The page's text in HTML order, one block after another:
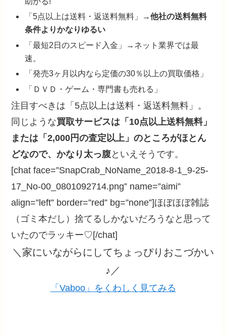
「5点以上は送料・返送料無料」→他社の送料無料
条件よりかなりゆるい
「最短2日のスピード入金」→ネット業界では最
速。
「発売3ヶ月以内なら定価の30％以上の買取価格」
「ＤＶＤ・ゲーム・専門書も売れる」
注目すべきは「5点以上は送料・返送料無料」。
同じような買取サービスは「10点以上送料無料」
または「2,000円の査定以上」のところがほとん
どなので、かなり太っ腹といえそうです。
[chat face=”SnapCrab_NoName_2018-8-1_9-25-
17_No-00_0801092714.png” name=”aimi”
align=”left” border=”red” bg=”none”]ほぼほぼ雑誌
（ゴミ本だし）捨てるしかないだろうなと思って
いたのでラッキー♡[/chat]
＼家にいながらにしてちょっぴりおこづかい
♪／
「Vaboo」をくわしく見てみる